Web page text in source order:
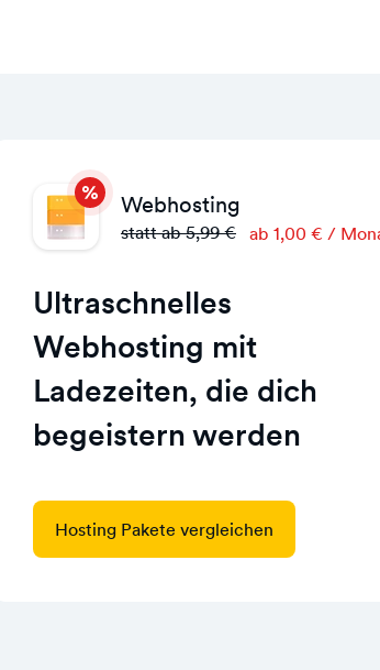
Webhosting
statt ab 5,99 € ab 1,00 € /
Ultraschnelles
Webhosting mit
Ladezeiten, die dich
begeistern werden
Hosting Pakete vergleichen